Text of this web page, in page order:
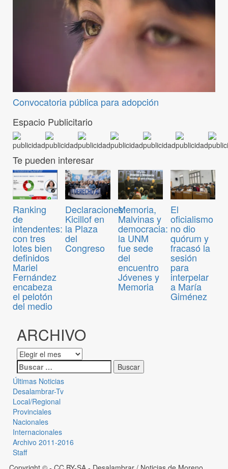
Convocatoria pública para adopción
Espacio Publicitario
Te pueden interesar
Ranking
de
intendentes:
con tres
lotes bien
definidos
Mariel
Fernández
encabeza
el pelotón
del medio
Declaraciones:
Kicillof en
la Plaza
del
Congreso
Memoria,
Malvinas y
democracia:
la UNM
fue sede
del
encuentro
Jóvenes y
Memoria
El
oficialismo
no dio
quórum y
fracasó la
sesión
para
interpelar
a María
Giménez
ARCHIVO
Últimas Noticias
Desalambrar-Tv
Local/Regional
Provinciales
Nacionales
Internacionales
Archivo 2011-2016
Staff